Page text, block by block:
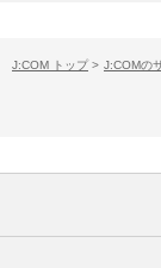
J:COM トップ > J:COMの